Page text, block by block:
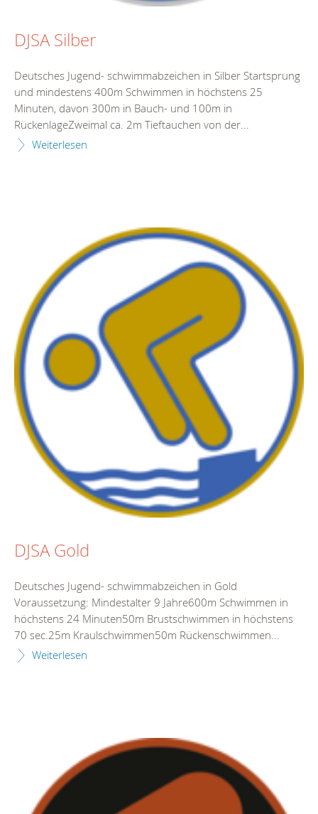
DJSA Silber
Deutsches Jugend- schwimmabzeichen in Silber Startsprung
und mindestens 400m Schwimmen in höchstens 25
Minuten, davon 300m in Bauch- und 100m in
RückenlageZweimal ca. 2m Tieftauchen von der...
Weiterlesen
DJSA Gold
Deutsches Jugend- schwimmabzeichen in Gold
Voraussetzung: Mindestalter 9 Jahre600m Schwimmen in
höchstens 24 Minuten50m Brustschwimmen in höchstens
70 sec.25m Kraulschwimmen50m Rückenschwimmen...
Weiterlesen